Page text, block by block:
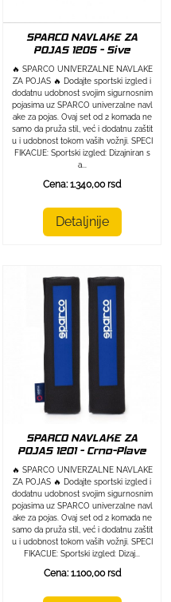
SPARCO NAVLAKE ZA
POJAS 1205 - Sive
🔥 SPARCO UNIVERZALNE NAVLAKE
ZA POJAS 🔥 Dodajte sportski izgled i
dodatnu udobnost svojim sigurnosnim
pojasima uz SPARCO univerzalne navl
ake za pojas. Ovaj set od 2 komada ne
samo da pruža stil, već i dodatnu zaštit
u i udobnost tokom vaših vožnji. SPECI
FIKACIJE: Sportski izgled: Dizajniran s
a...
Cena: 1.340,00 rsd
Detaljnije
SPARCO NAVLAKE ZA
POJAS 1201 - Crno-Plave
🔥 SPARCO UNIVERZALNE NAVLAKE
ZA POJAS 🔥 Dodajte sportski izgled i
dodatnu udobnost svojim sigurnosnim
pojasima uz SPARCO univerzalne navl
ake za pojas. Ovaj set od 2 komada ne
samo da pruža stil, već i dodatnu zaštit
u i udobnost tokom vaših vožnji. SPECI
FIKACIJE: Sportski izgled: Dizaj...
Cena: 1.100,00 rsd